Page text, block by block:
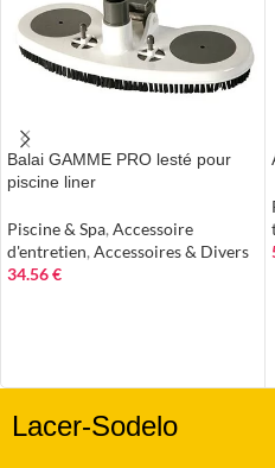
Balai GAMME PRO lesté pour
piscine liner
Piscine & Spa, Accessoire
d'entretien, Accessoires & Divers
34.56€
Lacer-Sodelo